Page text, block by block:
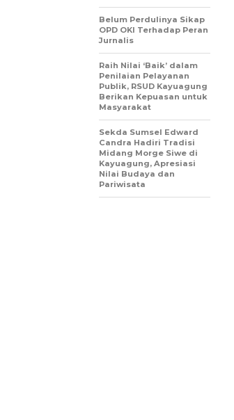
Belum Perdulinya Sikap
OPD OKI Terhadap Peran
Jurnalis
Raih Nilai ‘Baik’ dalam
Penilaian Pelayanan
Publik, RSUD Kayuagung
Berikan Kepuasan untuk
Masyarakat
Sekda Sumsel Edward
Candra Hadiri Tradisi
Midang Morge Siwe di
Kayuagung, Apresiasi
Nilai Budaya dan
Pariwisata